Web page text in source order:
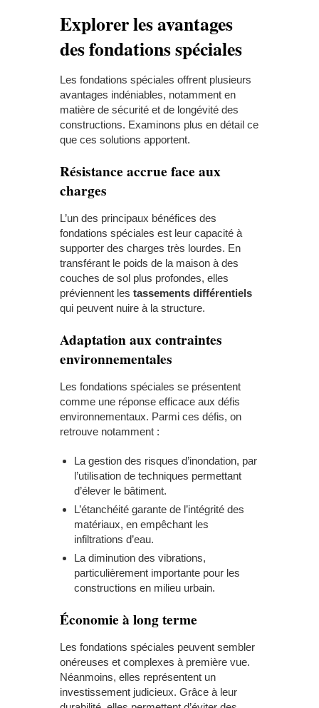
Explorer les avantages
des fondations spéciales
Les fondations spéciales offrent plusieurs
avantages indéniables, notamment en
matière de sécurité et de longévité des
constructions. Examinons plus en détail ce
que ces solutions apportent.
Résistance accrue face aux
charges
L’un des principaux bénéfices des
fondations spéciales est leur capacité à
supporter des charges très lourdes. En
transférant le poids de la maison à des
couches de sol plus profondes, elles
préviennent les tassements différentiels
qui peuvent nuire à la structure.
Adaptation aux contraintes
environnementales
Les fondations spéciales se présentent
comme une réponse efficace aux défis
environnementaux. Parmi ces défis, on
retrouve notamment :
La gestion des risques d’inondation, par
l’utilisation de techniques permettant
d’élever le bâtiment.
L’étanchéité garante de l’intégrité des
matériaux, en empêchant les
infiltrations d’eau.
La diminution des vibrations,
particulièrement importante pour les
constructions en milieu urbain.
Économie à long terme
Les fondations spéciales peuvent sembler
onéreuses et complexes à première vue.
Néanmoins, elles représentent un
investissement judicieux. Grâce à leur